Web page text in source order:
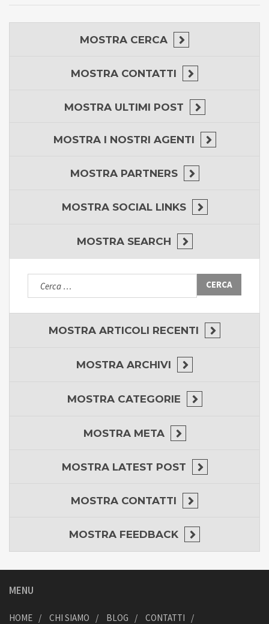
MOSTRA CERCA
MOSTRA CONTATTI
MOSTRA ULTIMI POST
MOSTRA I NOSTRI AGENTI
MOSTRA PARTNERS
MOSTRA SOCIAL LINKS
MOSTRA SEARCH
Ricerca
per:
MOSTRA ARTICOLI RECENTI
MOSTRA ARCHIVI
MOSTRA CATEGORIE
MOSTRA META
MOSTRA LATEST POST
MOSTRA CONTATTI
MOSTRA FEEDBACK
MENU
HOME CHI SIAMO BLOG CONTATTI